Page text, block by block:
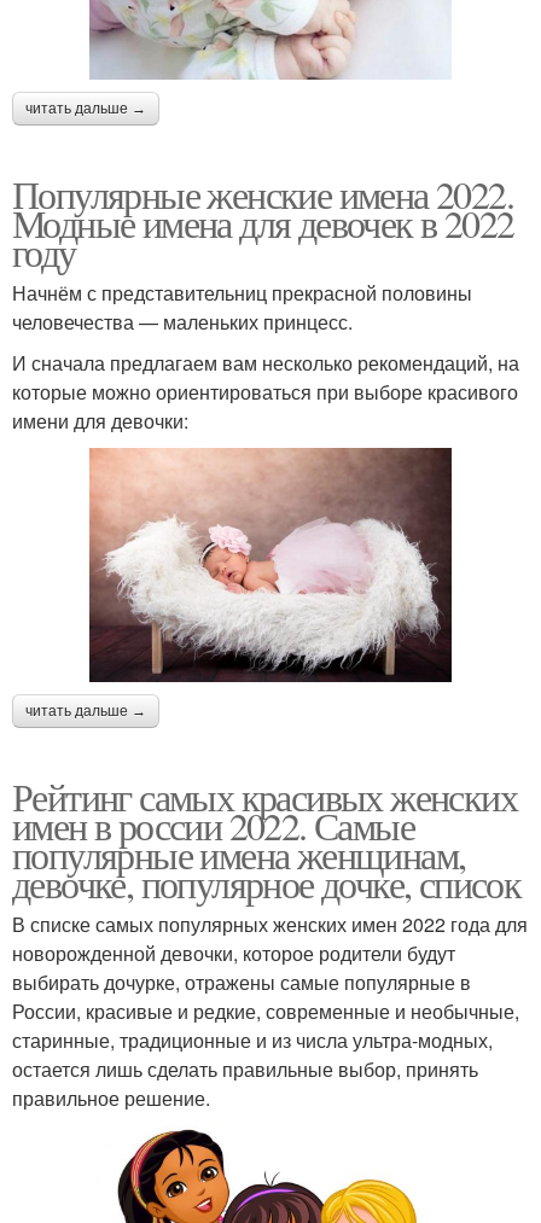
читать дальше →
Популярные женские имена 2022.
Модные имена для девочек в 2022
году
Начнём с представительниц прекрасной половины
человечества — маленьких принцесс.
И сначала предлагаем вам несколько рекомендаций, на
которые можно ориентироваться при выборе красивого
имени для девочки:
читать дальше →
Рейтинг самых красивых женских
имен в россии 2022. Самые
популярные имена женщинам,
девочке, популярное дочке, список
В списке самых популярных женских имен 2022 года для
новорожденной девочки, которое родители будут
выбирать дочурке, отражены самые популярные в
России, красивые и редкие, современные и необычные,
старинные, традиционные и из числа ультра-модных,
остается лишь сделать правильные выбор, принять
правильное решение.